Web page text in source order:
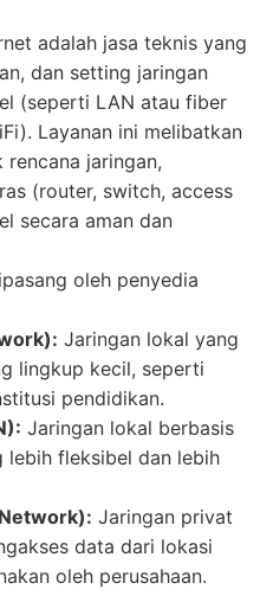
adalah jasa teknis yang
dan setting jaringan
(seperti LAN atau fiber
Layanan ini melibatkan
rencana jaringan,
(router, switch, access
secara aman dan
oleh penyedia
Jaringan lokal yang
lingkup kecil, seperti
pendidikan.
Jaringan lokal berbasis
lebih fleksibel dan lebih
Jaringan privat
data dari lokasi
oleh perusahaan.